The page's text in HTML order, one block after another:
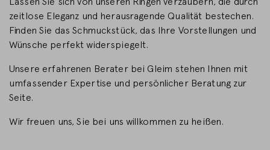
zeitlose Eleganz und herausragende Qualität bestechen.
Finden Sie das Schmuckstück, das Ihre Vorstellungen und
Wünsche perfekt widerspiegelt.
Unsere erfahrenen Berater bei Gleim stehen Ihnen mit
umfassender Expertise und persönlicher Beratung zur
Seite.
Wir freuen uns, Sie bei uns willkommen zu heißen.